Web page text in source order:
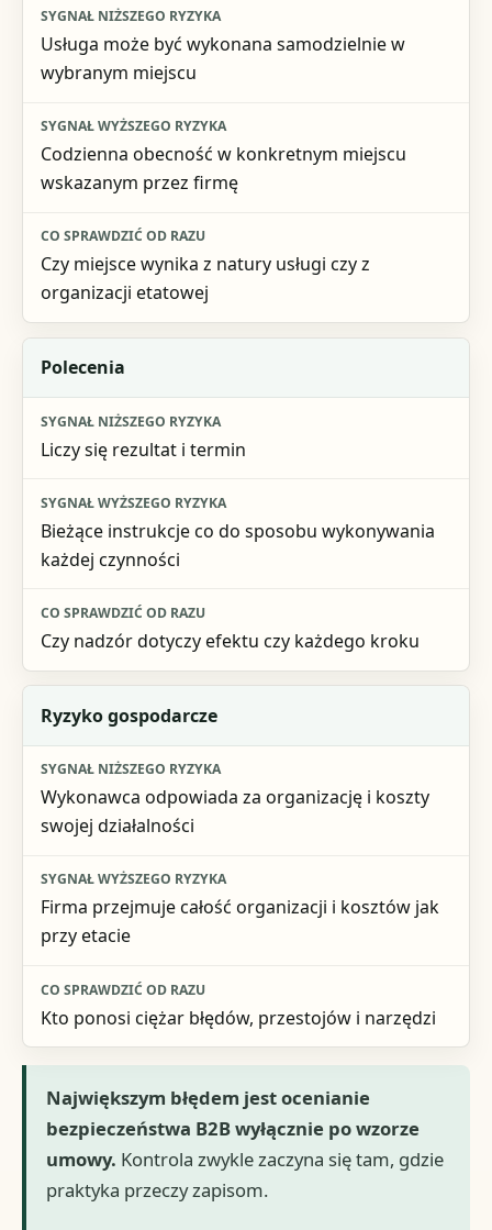
Usługa może być wykonana samodzielnie w
wybranym miejscu
Codzienna obecność w konkretnym miejscu
wskazanym przez firmę
Czy miejsce wynika z natury usługi czy z
organizacji etatowej
Polecenia
Liczy się rezultat i termin
Bieżące instrukcje co do sposobu wykonywania
każdej czynności
Czy nadzór dotyczy efektu czy każdego kroku
Ryzyko gospodarcze
Wykonawca odpowiada za organizację i koszty
swojej działalności
Firma przejmuje całość organizacji i kosztów jak
przy etacie
Kto ponosi ciężar błędów, przestojów i narzędzi
Największym błędem jest ocenianie
bezpieczeństwa B2B wyłącznie po wzorze
umowy. Kontrola zwykle zaczyna się tam, gdzie
praktyka przeczy zapisom.